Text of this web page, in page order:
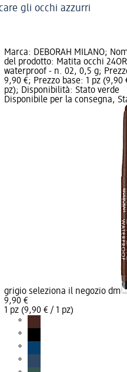
gli occhi azzurri
Marca: DEBORAH MILANO;
del prodotto: Matita occhi
waterproof - n. 02, 0,5 g;
9,90 €; Prezzo base: 1 pz (9,90
pz); Disponibilità: Stato verde
Disponibile per la consegna,
grigio seleziona il negozio dm
9,90 €
1 pz (9,90 € / 1 pz)